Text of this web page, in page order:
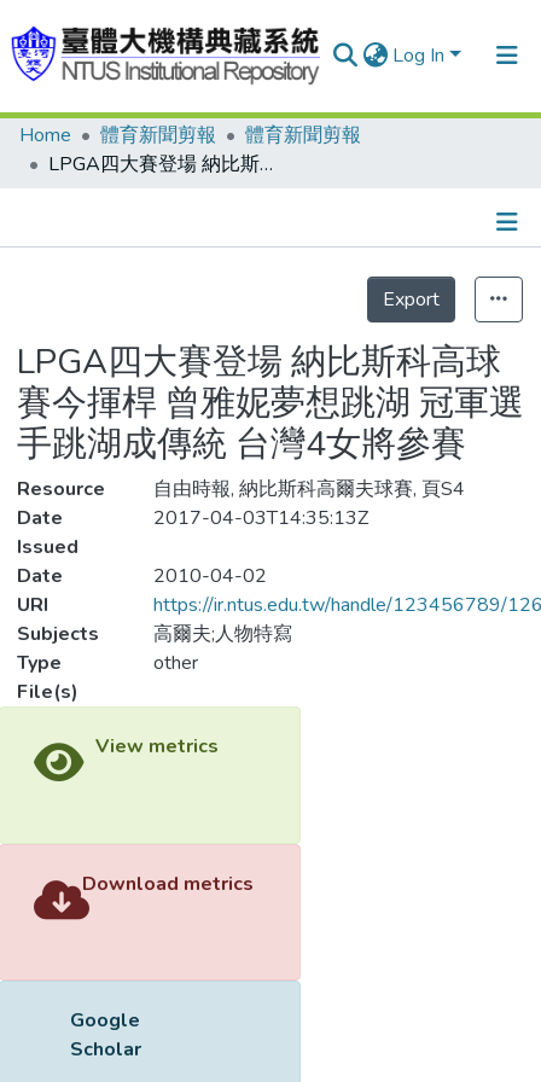
Log In
Communities & Collections
Statistics
Home 體育新聞剪報
體育新聞剪報
LPGA四大賽登場 納比斯科高球賽今揮桿 曾雅妮夢想跳湖 冠軍選手跳湖成傳統 台灣4女將參賽
Export
LPGA四大賽登場 納比斯科高球
賽今揮桿 曾雅妮夢想跳湖 冠軍選
手跳湖成傳統 台灣4女將參賽
Resource
自由時報, 納比斯科高爾夫球賽, 頁S4
Date
Issued
2017-04-03T14:35:13Z
Date
2010-04-02
URI
https://ir.ntus.edu.tw/handle/123456789/
Subjects
高爾夫;人物特寫
Type
other
File(s)
View metrics
Download metrics
Google
Scholar